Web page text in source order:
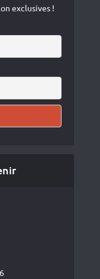
exclusives !